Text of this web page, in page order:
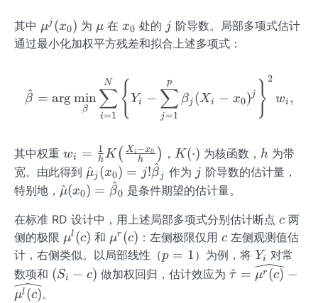
其中 \m
u^
0)
μj (x0) 为 \m
u
μ 在 x
_
x0 处的 jj 阶导数。局部多项式估计
通过最小化加权平方残差和拟合上述多项式：
β
^ = arg
β
min
i=1
∑
N {Yi −
j =1
∑
p
βj (Xi − x0)j }2
wi ,
其中权重 w_i
=\f
rac
{1}
{h}
K\!
\lef
t(\f
rac
wi = h
1 K ( h
Xi −x0 ) ， K
(\c
do
K(⋅) 为核函数， h
h 为带
宽。由此得到 \ha
t
{\m
u}_
j(x_
0)=
j!\h
at
μ
^j (x0) = j!β
^j 作为 jj 阶导数的估计量，
特别地， \ha
{\m
u}
(x_
0)=
μ
^(x0) = β
^0 是条件期望的估计量。
在标准 RD 设计中，用上述局部多项式分别估计断点 c
c 两
侧的极限 \m
u^
{l}
(c)
μl (c) 和 \m
u^
{r}
μr (c) ：左侧极限仅用 c
c 左侧观测值估
计，右侧类似。以局部线性（p
=
p = 1 ）为例，将 Y
_
Yi
对常
数项和 (S
(Si − c) 做加权回归，估计效应为 \ha
τ
^ = μr (c) −
μl (c)。